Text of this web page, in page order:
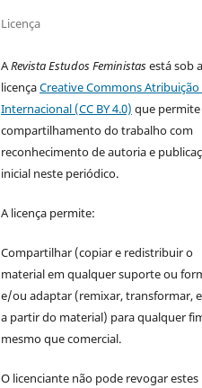
Licença
ARevista Estudos Feministasestá sob a
licençaCreative Commons Atribuição
Internacional (CC BY 4.0) que
compartilhamento do trabalho com
reconhecimento de autoria e
inicial neste periódico.
A licença permite:
Compartilhar (copiar e redistribuir o
material em qualquer suporte ou
e/ou adaptar (remixar, transformar,
a partir do material) para qualquer
mesmo que comercial.
O licenciante não pode revogar estes